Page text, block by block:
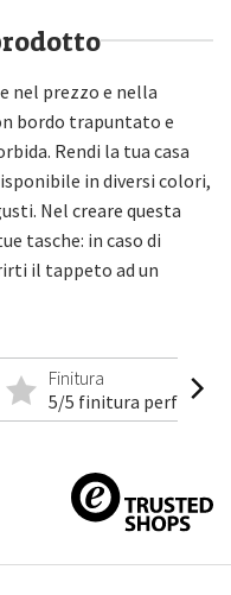
nel prezzo e nella
bordo trapuntato e
Rendi la tua casa
in diversi colori,
Nel creare questa
tasche: in caso di
il tappeto ad un
Finitura
5/5 finitura perfetta